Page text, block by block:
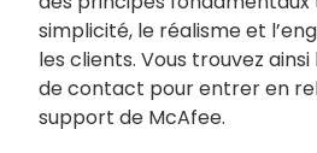
simplicité, le réalisme et
les clients. Vous trouvez
de contact pour entrer en
support de McAfee.